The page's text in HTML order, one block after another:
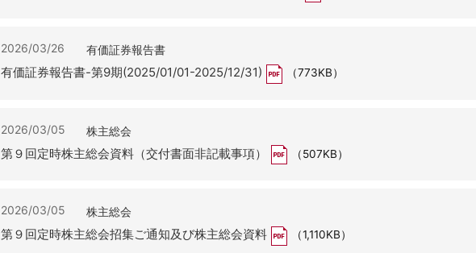
2026/03/26 有価証券報告書
有価証券報告書-第9期(2025/01/01-2025/12/31) （773KB）
2026/03/05 株主総会
第９回定時株主総会資料（交付書面非記載事項） （507KB）
2026/03/05 株主総会
第９回定時株主総会招集ご通知及び株主総会資料 （1,110KB）